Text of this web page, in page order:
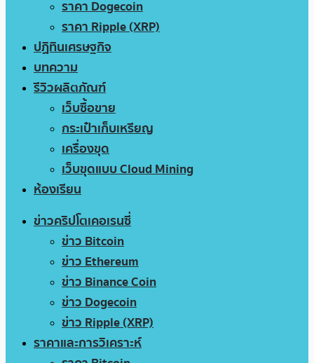
ราคา Dogecoin
ราคา Ripple (XRP)
ปฏิทินเศรษฐกิจ
บทความ
รีวิวผลิตภัณฑ์
เว็บซื้อขาย
กระเป๋าเก็บเหรียญ
เครื่องขุด
เว็บขุดแบบ Cloud Mining
ห้องเรียน
ข่าวคริปโตเคอเรนซี่
ข่าว Bitcoin
ข่าว Ethereum
ข่าว Binance Coin
ข่าว Dogecoin
ข่าว Ripple (XRP)
ราคาและการวิเคราะห์